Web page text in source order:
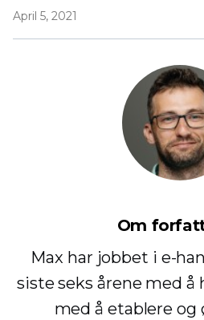
April 5, 2021
Om
Max har jobbet i e-
siste seks årene med å
med å etablere og